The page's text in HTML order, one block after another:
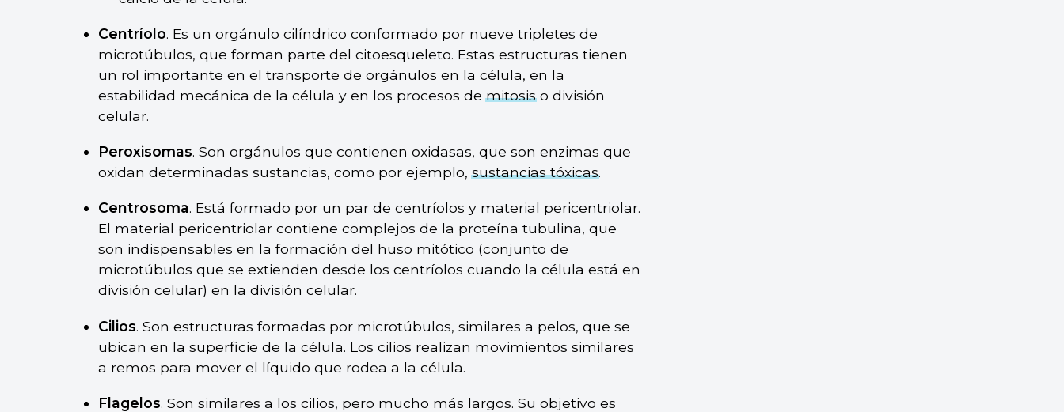
Centríolo. Es un orgánulo cilíndrico conformado por nueve tripletes de
microtúbulos, que forman parte del citoesqueleto. Estas estructuras tienen
un rol importante en el transporte de orgánulos en la célula, en la
estabilidad mecánica de la célula y en los procesos demitosiso división
celular.
Peroxisomas. Son orgánulos que contienen oxidasas, que son enzimas que
oxidan determinadas sustancias, como por ejemplo,sustancias tóxicas.
Centrosoma. Está formado por un par de centríolos y material pericentriolar.
El material pericentriolar contiene complejos de la proteína tubulina, que
son indispensables en la formación del huso mitótico (conjunto de
microtúbulos que se extienden desde los centríolos cuando la célula está en
división celular) en la división celular.
Cilios. Son estructuras formadas por microtúbulos, similares a pelos, que se
ubican en la superficie de la célula. Los cilios realizan movimientos similares
a remos para mover el líquido que rodea a la célula.
Flagelos. Son similares a los cilios, pero mucho más largos. Su objetivo es